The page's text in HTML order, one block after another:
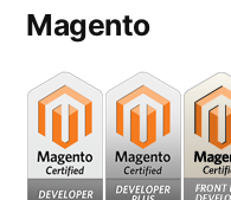
Magento